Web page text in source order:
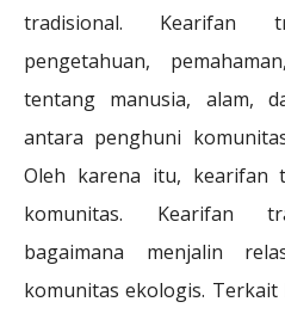
tradisional. Kearifan
pengetahuan,
tentang manusia, alam,
antara penghuni
Oleh karena itu, kearifan
komunitas. Kearifan
bagaimana menjalin
komunitas ekologis.